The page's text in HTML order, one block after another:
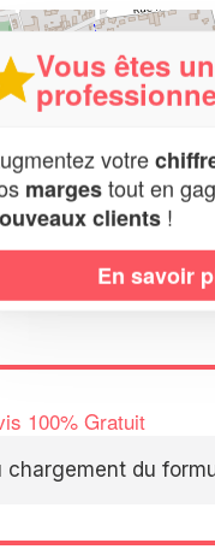
| Map data ©
100% Gratuit
chargement du
Vous êtes un
votre
margestout en
clients !
En savoir